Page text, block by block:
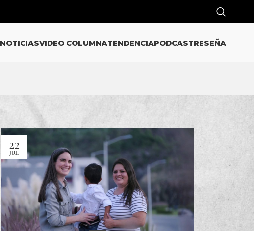
NOTICIASVIDEO COLUMNATENDENCIAPODCASTRESEÑA
22
JUL